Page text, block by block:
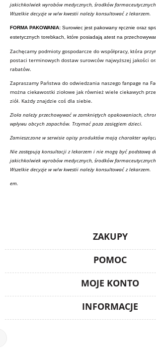
jakichkolwiek wyrobów medycznych, środków
Wszelkie decyzje w w/w kwestii należy konsultować z lekarzem.
FORMA PAKOWANIA: Surowiec jest pakowany ręcznie oraz
estetycznych torebkach, które posiadają atest na
Zachęcamy podmioty gospodarcze do współpracy, która
postaci terminowych dostaw surowców najwyższej jakości
rabatów.
Zapraszamy Państwa do odwiedzania naszego fanpage na
można ciekawostki ziołowe jak również wiele ciekawych
ziół. Każdy znajdzie coś dla siebie.
Zioła należy przechowywać w zamkniętych opakowaniach,
wpływu obcych zapachów. Trzymać poza zasięgiem dzieci.
Zamieszczone w serwisie opisy produktów mają charakter
Nie zastępują konsultacji z lekarzem i nie mogą być podstawą
jakichkolwiek wyrobów medycznych, środków
Wszelkie decyzje w w/w kwestii należy konsultować z lekarzem.
em.
ZAKUPY
POMOC
MOJE KONTO
INFORMACJE